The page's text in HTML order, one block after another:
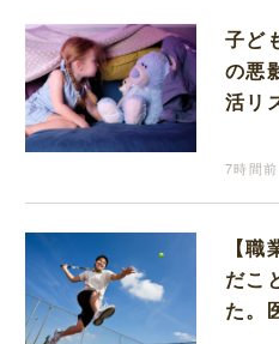
子ど
の悪
活リ
7時間前
【
だこ
た。